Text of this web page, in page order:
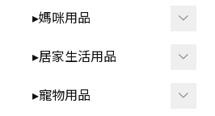
▸ 拉拉褲 ⧸ 學習褲
▸兒童泳裝
▸其他配件
▸ 床圍⧸床邊收納
▸防濕尿墊
▸指甲剪
▸其他外出用品
▸手推車周邊
▸各式安全鎖
▸學飲杯
▸碗⧸盤⧸餐盒
▸媽咪用品
▸擠乳器⧸集乳器
▸內衣⧸內褲
▸居家生活用品
▸紋身貼紙
▸寵物用品